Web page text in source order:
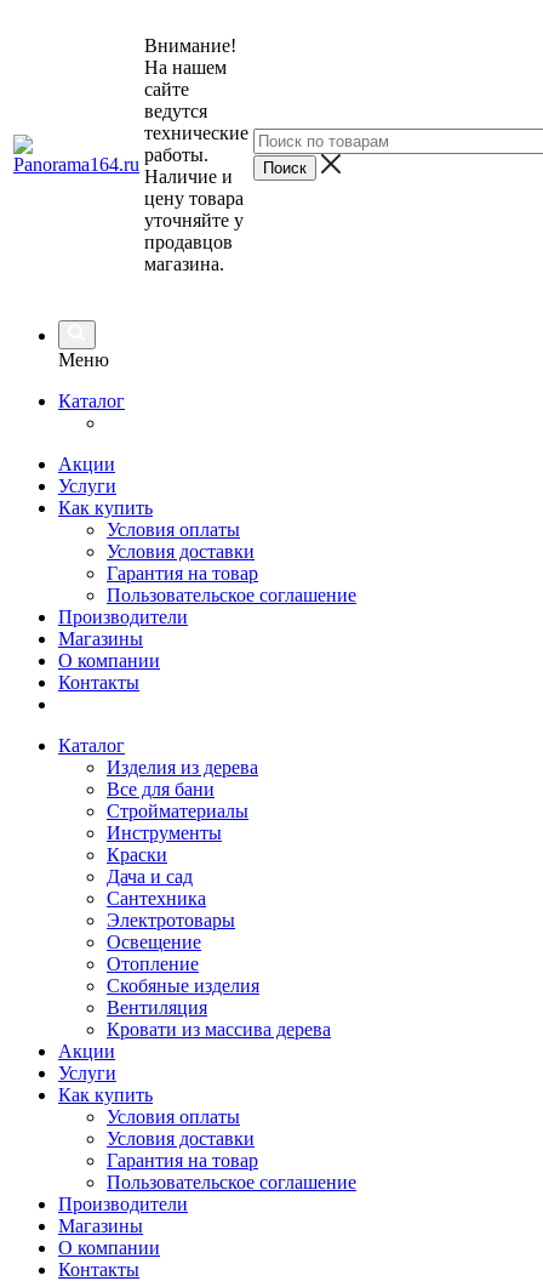
Внимание!
На нашем
сайте
ведутся
технические
работы.
Наличие и
цену товара
уточняйте у
продавцов
магазина.
Меню
Каталог
Акции
Услуги
Как купить
Условия оплаты
Условия доставки
Гарантия на товар
Пользовательское соглашение
Производители
Магазины
О компании
Контакты
Каталог
Изделия из дерева
Все для бани
Стройматериалы
Инструменты
Краски
Дача и сад
Сантехника
Электротовары
Освещение
Отопление
Скобяные изделия
Вентиляция
Кровати из массива дерева
Акции
Услуги
Как купить
Условия оплаты
Условия доставки
Гарантия на товар
Пользовательское соглашение
Производители
Магазины
О компании
Контакты